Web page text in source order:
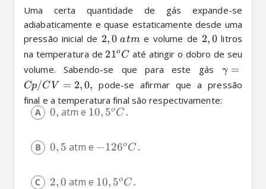
Uma certa quantidade de gás expande-se
adiabaticamente e quase estaticamente desde uma
pressão inicial de 2, 0 atm e volume de 2,0 litros
na temperatura de 21o C até atingir o dobro de seu
volume. Sabendo-se que para este gás
γ =
Cp/C V = 2, 0, pode-se afirmar que a pressão
final e a temperatura final são respectivamente:
0, atm e 10, 5oC.
0, 5 atm e −126oC.
2,0 atm e 10, 5oC.